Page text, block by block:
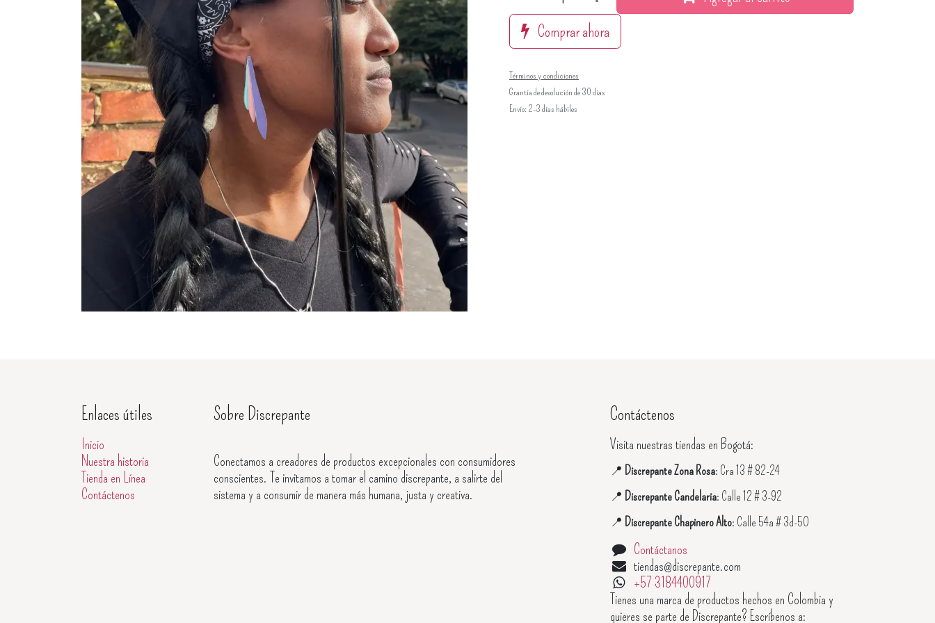
Comprar ahora
Términos y condiciones
Grantía de devolución de 30 días
Envío: 2-3 días hábiles
Enlaces útiles
Inicio
Nuestra historia
Tienda en Línea
Contáctenos
Sobre Discrepante
Conectamos a creadores de productos excepcionales con consumidores
conscientes. Te invitamos a tomar el camino discrepante, a salirte del
sistema y a consumir de manera más humana, justa y creativa.
Contáctenos
Visita nuestras tiendas en Bogotá:
📍 Discrepante Zona Rosa: Cra 13 # 82-24
📍 Discrepante Candelaria: Calle 12 # 3-92
📍 Discrepante Chapinero Alto: Calle 54a # 3d-50
Contáctanos
tiendas@discrepante.com
+57 3184400917
Tienes una marca de productos hechos en Colombia y
quieres se parte de Discrepante? Escríbenos a: